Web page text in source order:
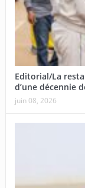
Editorial/La
d’une décennie
juin 08, 2026